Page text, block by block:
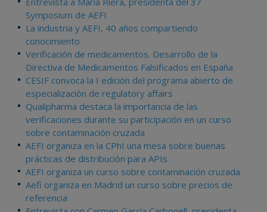
Symposium de AEFI
La industria y AEFI, 40 años compartiendo
conocimiento
Verificación de medicamentos. Desarrollo de la
Directiva de Medicamentos Falsificados en España
CESIF convoca la I edición del programa abierto de
especialización de regulatory affairs
Qualipharma destaca la importancia de las
verificaciones durante su participación en un curso
sobre contaminación cruzada
AEFI organiza en la CPhI una mesa sobre buenas
prácticas de distribución para APIs
AEFI organiza un curso sobre contaminación cruzada
Aefi organiza en Madrid un curso sobre precios de
referencia